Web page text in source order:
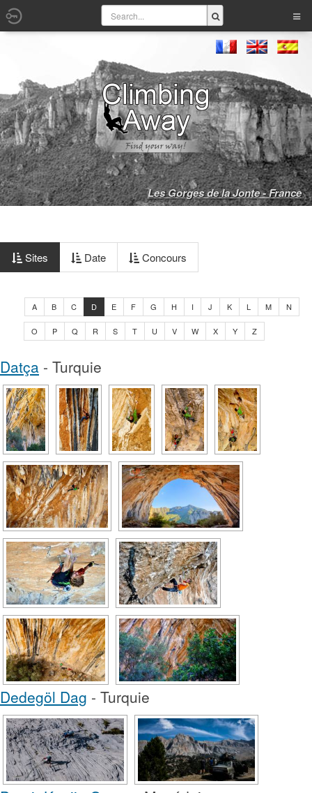
Les Gorges de la Jonte - France
Sites Date Concours
A B C D E F G H I J K L M N
O P Q R S T U V W X Y Z
Datça - Turquie
Dedegöl Dag - Turquie